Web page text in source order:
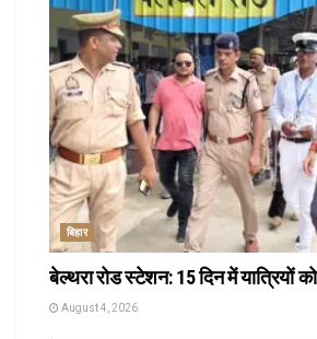
बिहार
बेल्थरा रोड स्टेशन: 15 दिन में यात्रियों
August 4, 2026